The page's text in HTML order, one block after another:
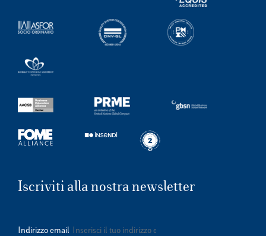
Iscriviti alla nostra newsletter
Indirizzo email